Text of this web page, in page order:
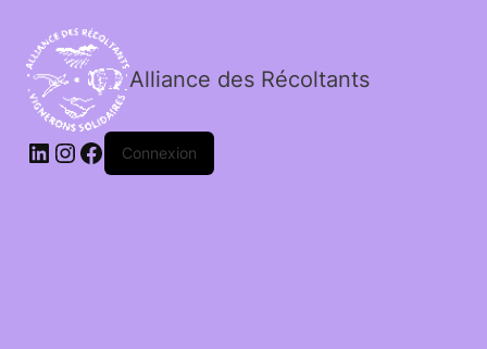
Alliance des Récoltants
Connexion